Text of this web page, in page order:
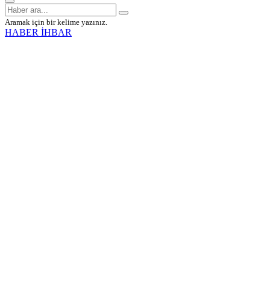
Aramak için bir kelime yazınız.
HABER İHBAR